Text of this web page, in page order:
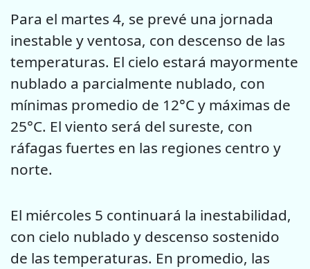
Para el martes 4, se prevé una jornada
inestable y ventosa, con descenso de las
temperaturas. El cielo estará mayormente
nublado a parcialmente nublado, con
mínimas promedio de 12°C y máximas de
25°C. El viento será del sureste, con
ráfagas fuertes en las regiones centro y
norte.
El miércoles 5 continuará la inestabilidad,
con cielo nublado y descenso sostenido
de las temperaturas. En promedio, las